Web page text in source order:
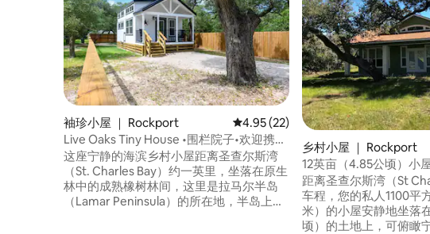
袖珍小屋 ｜ Rockport 平均评分 4.95 分（满分 5 分），共
4.95 (22)
Live Oaks Tiny House •围栏院子•欢迎携带
宠物入住
这座宁静的海滨乡村小屋距离圣查尔斯湾
（St. Charles Bay）约一英里，坐落在原生
林中的成熟橡树林间，这里是拉马尔半岛
（Lamar Peninsula）的所在地，半岛上有
乡村小屋 ｜ Rockport
12英亩（4.85公顷）小
宁静，1100平方英尺
距离圣查尔斯湾（St
车程，您的私人1100平
米）的小屋安静地坐落
顷）的土地上，可俯瞰